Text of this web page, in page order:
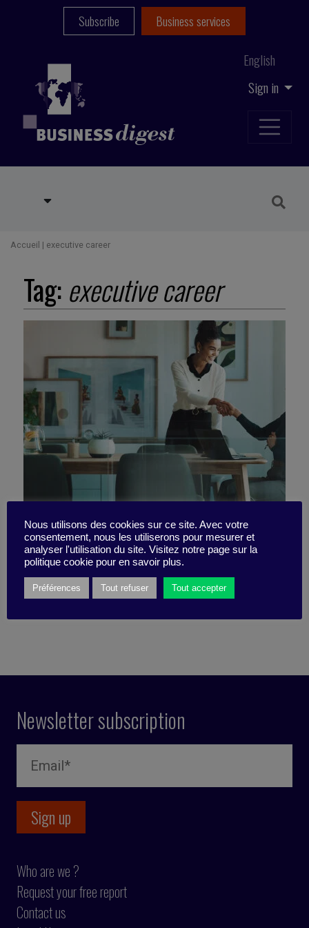
Sign in
English
Subscribe Business services
Accueil | executive career
Tag: executive career
Sponsorship in Motion
30 September 2024
Newsletter subscription
Who are we ?
Request your free report
Contact us
Nous utilisons des cookies sur ce site. Avec votre
consentement, nous les utiliserons pour mesurer et
analyser l'utilisation du site. Visitez notre page sur la
politique cookie pour en savoir plus.
Préférences Tout refuser Tout accepter